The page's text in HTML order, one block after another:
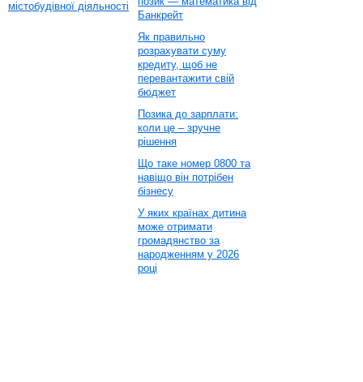
містобудівної діяльності
Банкрейт
Як правильно
розрахувати суму
кредиту, щоб не
перевантажити свій
бюджет
Позика до зарплати:
коли це – зручне
рішення
Що таке номер 0800 та
навіщо він потрібен
бізнесу
У яких країнах дитина
може отримати
громадянство за
народженням у 2026
році